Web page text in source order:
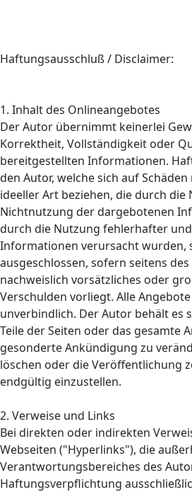
Haftungsausschluß / Disclaimer:
1. Inhalt des Onlineangebotes
Der Autor übernimmt keinerlei
Korrektheit, Vollständigkeit oder
bereitgestellten Informationen.
den Autor, welche sich auf
ideeller Art beziehen, die durch die
Nichtnutzung der dargebotenen
durch die Nutzung fehlerhafter
Informationen verursacht wurden,
ausgeschlossen, sofern seitens
nachweislich vorsätzliches oder
Verschulden vorliegt. Alle
unverbindlich. Der Autor behält es
Teile der Seiten oder das gesamte
gesonderte Ankündigung zu
löschen oder die Veröffentlichung
endgültig einzustellen.
2. Verweise und Links
Bei direkten oder indirekten
Webseiten ("Hyperlinks"), die
Verantwortungsbereiches des
Haftungsverpflichtung